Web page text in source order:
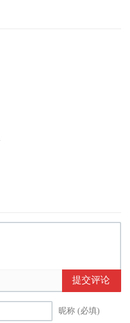
提交评论
昵称 (必填)